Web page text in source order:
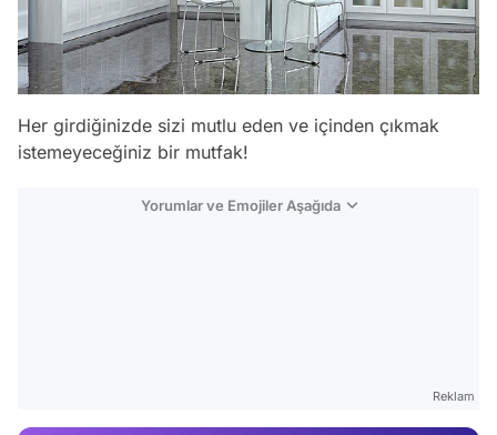
Her girdiğinizde sizi mutlu eden ve içinden çıkmak
istemeyeceğiniz bir mutfak!
Yorumlar ve Emojiler Aşağıda
Reklam